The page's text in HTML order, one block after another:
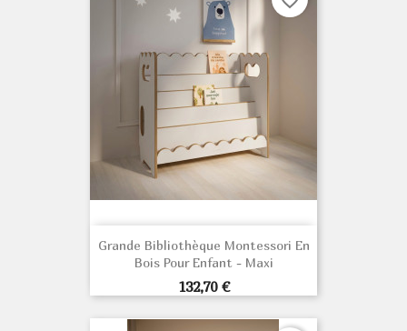
Grande Bibliothèque Montessori En
Bois Pour Enfant - Maxi
Prix
132,70 €